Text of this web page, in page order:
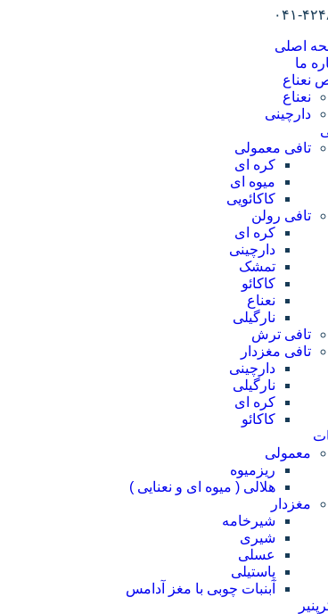
اصلی
ما
نعناع
نعناع
دارچینی
تافی معمولی
کره ای
میوه ای
کاکائویی
تافی رولن
کره ای
دارچینی
تمشک
کاکائو
نعناع
نارگیلی
تافی ترش
تافی مغزدار
دارچینی
نارگیلی
کره ای
کاکائو
معمولی
ریزمیوه
هلالی ( میوه ای و نعنایی )
مغزدار
شیرخامه
شیری
عسلی
پاستیلی
آبنبات چوبی با مغز آدامس